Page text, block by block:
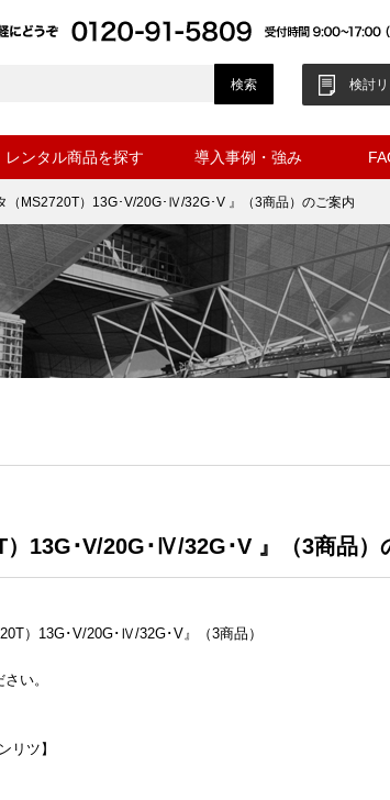
検討リ
レンタル商品を探す 導入事例・強み
（MS2720T）13G･V/20G･Ⅳ/32G･V 』（3商品）のご案内
13G･V/20G･Ⅳ/32G･V 』（3商品）
）13G･V/20G･Ⅳ/32G･V』（3商品）
い。
リツ】